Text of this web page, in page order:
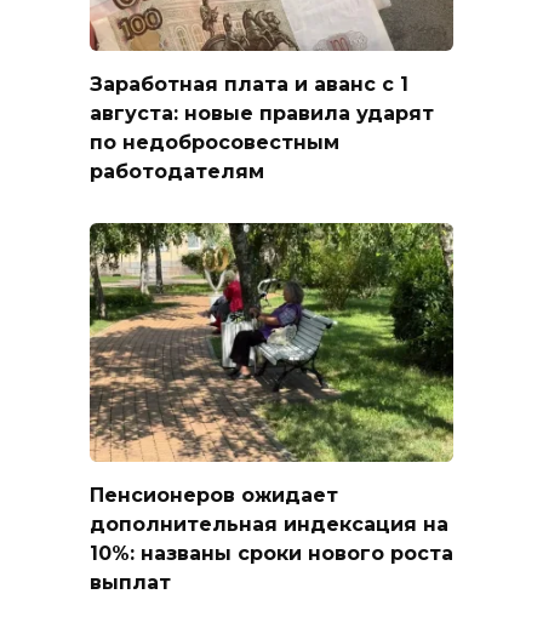
Заработная плата и аванс с 1
августа: новые правила ударят
по недобросовестным
работодателям
Пенсионеров ожидает
дополнительная индексация на
10%: названы сроки нового роста
выплат